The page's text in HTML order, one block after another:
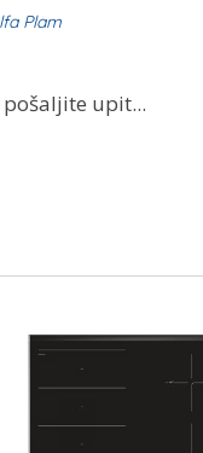
upit...